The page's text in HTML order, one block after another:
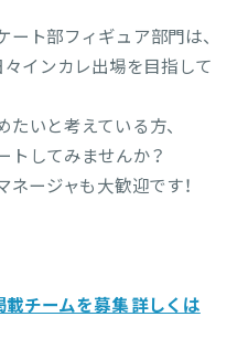
ト部フィギュア部門は、
インカレ出場を目指して
いと考えている方、
トしてみませんか？
ネージャも大歓迎です！
載チームを募集 詳しくは